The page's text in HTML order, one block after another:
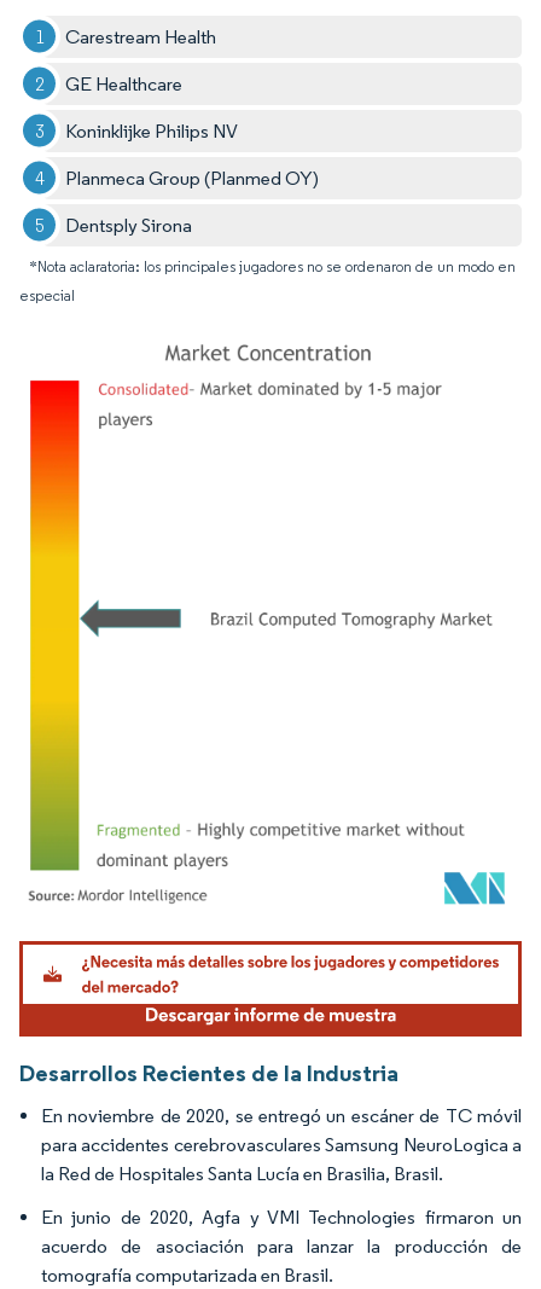
Carestream Health
GE Healthcare
Koninklijke Philips NV
Planmeca Group (Planmed OY)
Dentsply Sirona
*Nota aclaratoria: los principales jugadores no se ordenaron de un modo en
especial
Imagen © Mordor Intelligence. El uso requiere atribución según CC BY 4.0.
Desarrollos Recientes de la Industria
En noviembre de 2020, se entregó un escáner de TC móvil
para accidentes cerebrovasculares Samsung NeuroLogica a
la Red de Hospitales Santa Lucía en Brasilia, Brasil.
En junio de 2020, Agfa y VMI Technologies firmaron un
acuerdo de asociación para lanzar la producción de
tomografía computarizada en Brasil.